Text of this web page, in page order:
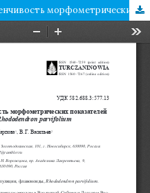
Эколого-географическая изменчивость морфометрических показателей и состава флавоноидов Rhododendron parvifolium